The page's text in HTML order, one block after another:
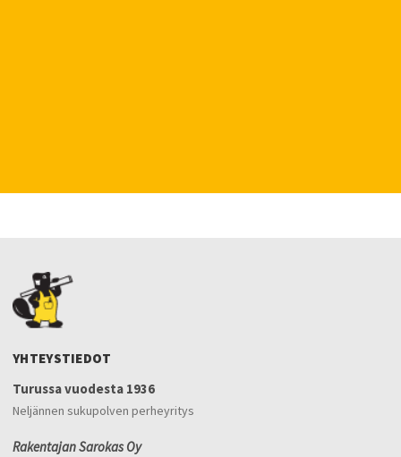
YHTEYSTIEDOT
Turussa vuodesta 1936
Neljännen sukupolven perheyritys
Rakentajan Sarokas Oy